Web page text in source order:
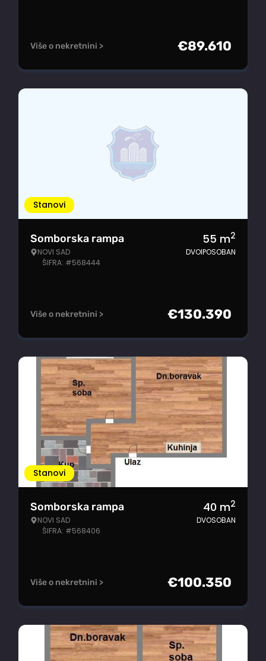
Više o nekretnini > €89.610
Stanovi
Somborska rampa
NOVI SAD
ŠIFRA: #568444
55 m2
DVOIPOSOBAN
Više o nekretnini > €130.390
Stanovi
Somborska rampa
NOVI SAD
ŠIFRA: #568406
40 m2
DVOSOBAN
Više o nekretnini > €100.350